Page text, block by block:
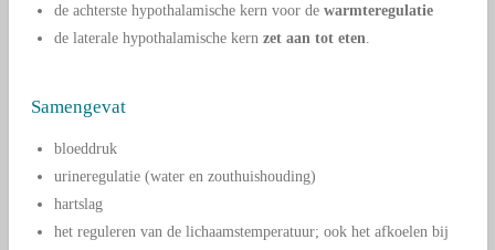
de achterste hypothalamische kern voor dewarmteregulatie
de laterale hypothalamische kern zet aan tot eten
Samengevat
bloeddruk
urineregulatie (water en zouthuishouding)
hartslag
het reguleren van de lichaamstemperatuur; ook het afkoelen bij